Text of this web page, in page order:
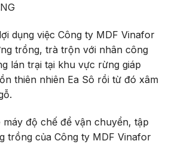
dụng việc Công ty MDF Vinafor
trồng, trà trộn với nhân công
lán trại tại khu vực rừng giáp
thiên nhiên Ea Sô rồi từ đó xâm
độ chế để vận chuyển, tập
trồng của Công ty MDF Vinafor